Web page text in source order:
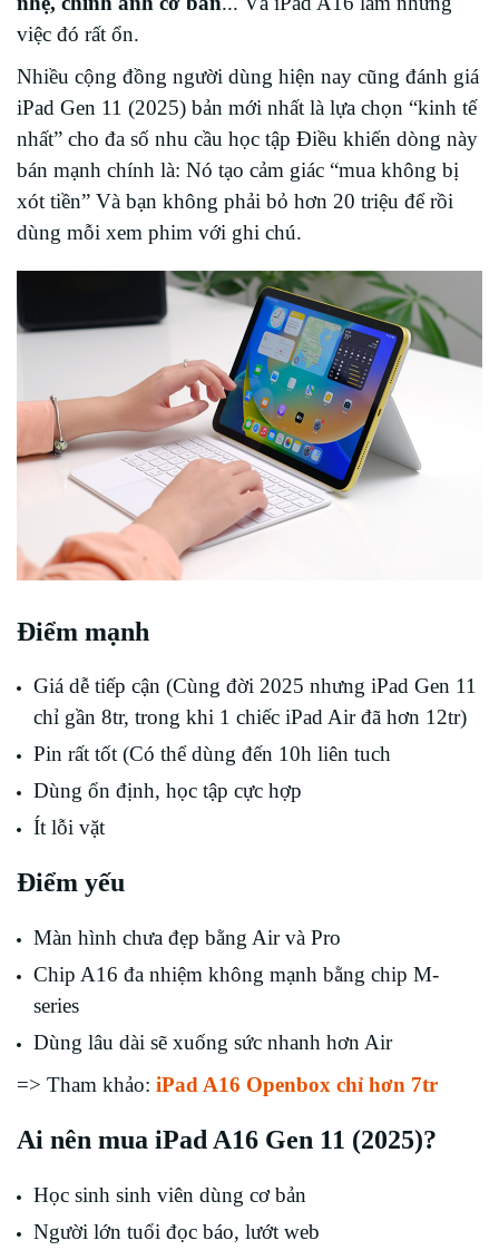
việc đó rất ổn.
Nhiều cộng đồng người dùng hiện nay cũng đánh giá
iPad Gen 11 (2025) bản mới nhất là lựa chọn “kinh tế
nhất” cho đa số nhu cầu học tập Điều khiến dòng này
bán mạnh chính là: Nó tạo cảm giác “mua không bị
xót tiền” Và bạn không phải bỏ hơn 20 triệu để rồi
dùng mỗi xem phim với ghi chú.
Điểm mạnh
Giá dễ tiếp cận (Cùng đời 2025 nhưng iPad Gen 11
chỉ gần 8tr, trong khi 1 chiếc iPad Air đã hơn 12tr)
Pin rất tốt (Có thể dùng đến 10h liên tuch
Dùng ổn định, học tập cực hợp
Ít lỗi vặt
Điểm yếu
Màn hình chưa đẹp bằng Air và Pro
Chip A16 đa nhiệm không mạnh bằng chip M-
series
Dùng lâu dài sẽ xuống sức nhanh hơn Air
=> Tham khảo: iPad A16 Openbox chỉ hơn 7tr
Ai nên mua iPad A16 Gen 11 (2025)?
Học sinh sinh viên dùng cơ bản
Người lớn tuổi đọc báo, lướt web